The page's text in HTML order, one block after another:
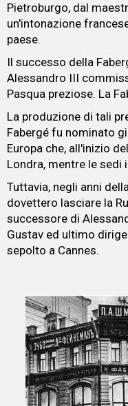
Pietroburgo, dal
un'intonazione
paese.
Il successo della
Alessandro III
Pasqua preziose. La
La produzione di tali
Fabergé fu nominato
Europa che, all'inizio
Londra, mentre le sedi
Tuttavia, negli anni
dovettero lasciare la
successore di
Gustav ed ultimo
sepolto a Cannes.